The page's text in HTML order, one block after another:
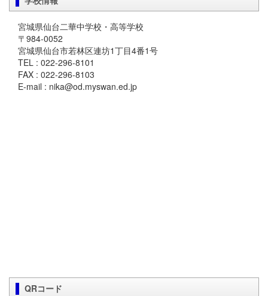
宮城県仙台二華中学校・高等学校
〒984-0052
宮城県仙台市若林区連坊1丁目4番1号
TEL : 022-296-8101
FAX : 022-296-8103
E-mail : nika@od.myswan.ed.jp
QRコード